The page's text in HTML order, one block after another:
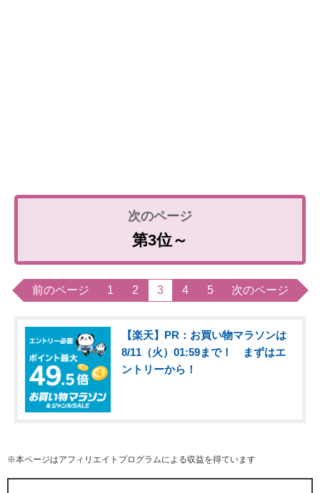
第3位～
前のページ 1 2 3 4 5 次のページ
【楽天】PR：お買い物マラソンは
8/11（火）01:59まで！ まずはエ
ントリーから！
※本ページはアフィリエイトプログラムによる収益を得ています